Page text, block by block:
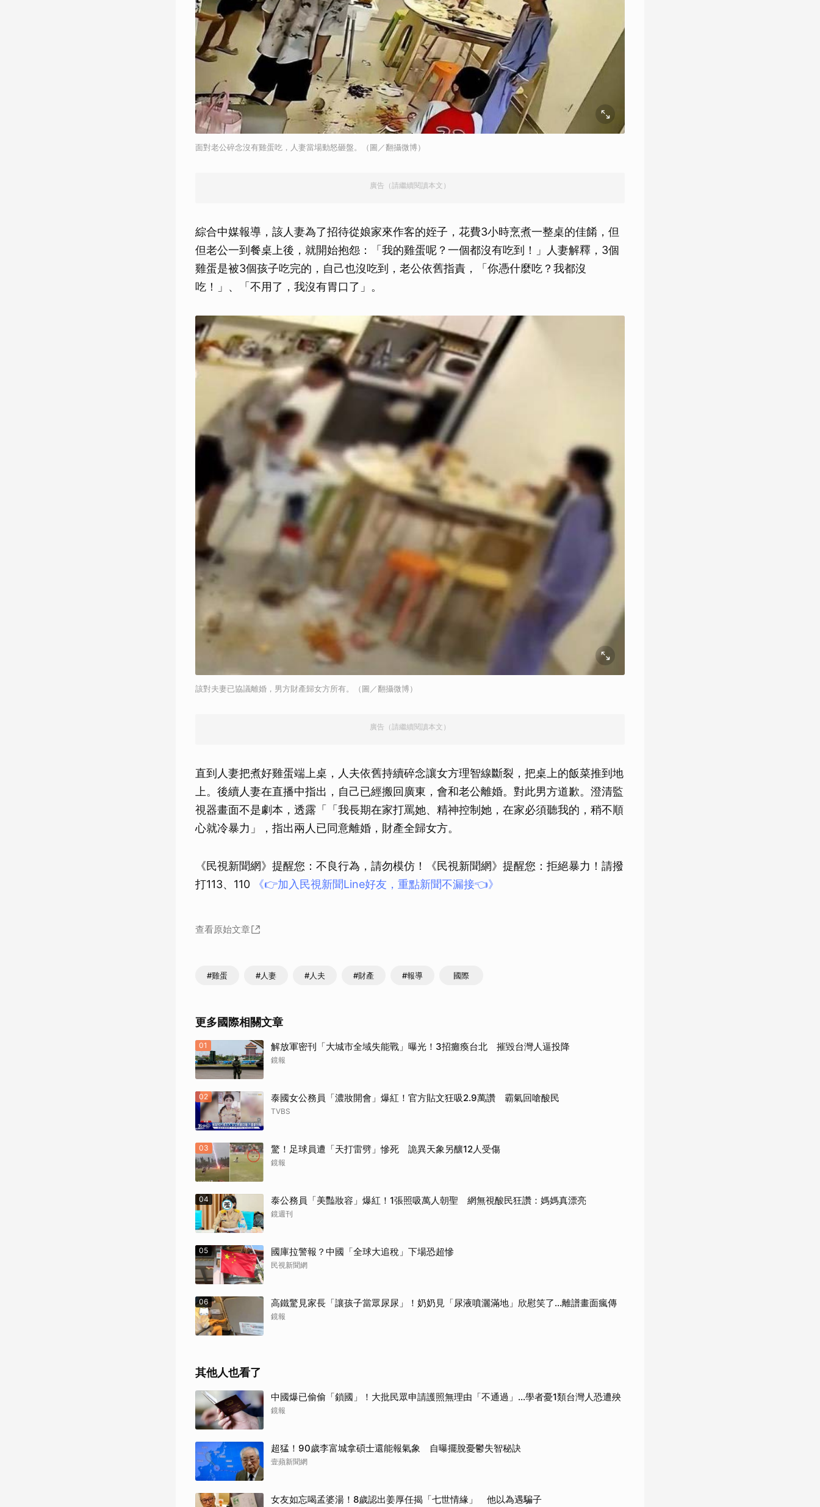
面對老公碎念沒有雞蛋吃，人妻當場動怒砸盤。（圖／翻攝微博）
廣告（請繼續閱讀本文）
綜合中媒報導，該人妻為了招待從娘家來作客的姪子，花費3小時烹煮一整桌的佳餚，但
但老公一到餐桌上後，就開始抱怨：「我的雞蛋呢？一個都沒有吃到！」人妻解釋，3個
雞蛋是被3個孩子吃完的，自己也沒吃到，老公依舊指責，「你憑什麼吃？我都沒
吃！」、「不用了，我沒有胃口了」。
該對夫妻已協議離婚，男方財產歸女方所有。（圖／翻攝微博）
廣告（請繼續閱讀本文）
直到人妻把煮好雞蛋端上桌，人夫依舊持續碎念讓女方理智線斷裂，把桌上的飯菜推到地
上。後續人妻在直播中指出，自己已經搬回廣東，會和老公離婚。對此男方道歉。澄清監
視器畫面不是劇本，透露「「我長期在家打罵她、精神控制她，在家必須聽我的，稍不順
心就冷暴力」，指出兩人已同意離婚，財產全歸女方。
《民視新聞網》提醒您：不良行為，請勿模仿！《民視新聞網》提醒您：拒絕暴力！請撥
打113、110
《👉加入民視新聞Line好友，重點新聞不漏接👈》
查看原始文章
#雞蛋 #人妻 #人夫 #財產 #報導 國際
更多國際相關文章
01 解放軍密刊「大城市全域失能戰」曝光！3招癱瘓台北 摧毀台灣人逼投降
鏡報
02 泰國女公務員「濃妝開會」爆紅！官方貼文狂吸2.9萬讚 霸氣回嗆酸民
TVBS
03 驚！足球員遭「天打雷劈」慘死 詭異天象另釀12人受傷
鏡報
04 泰公務員「美豔妝容」爆紅！1張照吸萬人朝聖 網無視酸民狂讚：媽媽真漂亮
鏡週刊
05 國庫拉警報？中國「全球大追稅」下場恐超慘
民視新聞網
06 高鐵驚見家長「讓孩子當眾尿尿」！奶奶見「尿液噴灑滿地」欣慰笑了…離譜畫面瘋傳
鏡報
其他人也看了
中國爆已偷偷「鎖國」！大批民眾申請護照無理由「不通過」...學者憂1類台灣人恐遭殃
鏡報
超猛！90歲李富城拿碩士還能報氣象 自曝擺脫憂鬱失智秘訣
壹蘋新聞網
女友如忘喝孟婆湯！8歲認出姜厚任揭「七世情緣」 他以為遇騙子